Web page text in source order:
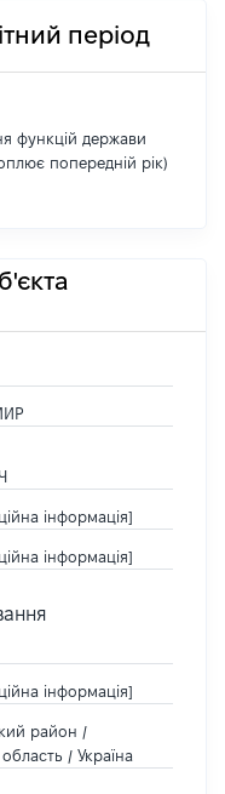
період
функцій держави
попередній рік)
інформація]
інформація]
інформація]
район /
/ Україна